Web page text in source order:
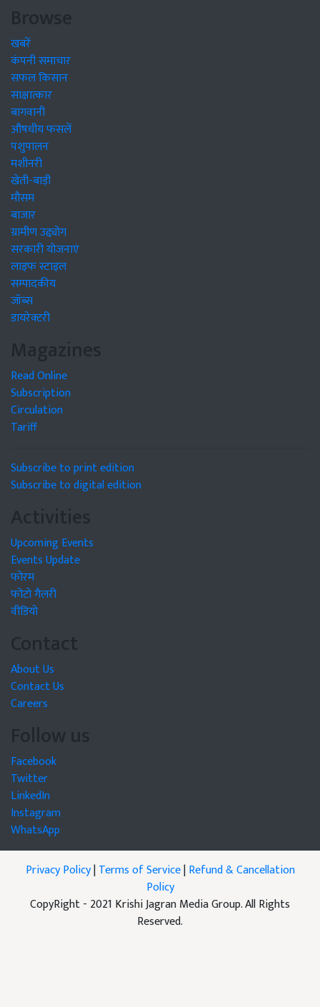
Browse
खबरें
कंपनी समाचार
सफल किसान
साक्षात्कार
बागवानी
औषधीय फसलें
पशुपालन
मशीनरी
खेती-बाड़ी
मौसम
बाजार
ग्रामीण उद्द्योग
सरकारी योजनाएं
लाइफ स्टाइल
सम्पादकीय
जॉब्स
डायरेक्टरी
Magazines
Read Online
Subscription
Circulation
Tariff
Subscribe to print edition
Subscribe to digital edition
Activities
Upcoming Events
Events Update
फोरम
फोटो गैलरी
वीडियो
Contact
About Us
Contact Us
Careers
Follow us
Facebook
Twitter
LinkedIn
Instagram
WhatsApp
Privacy Policy|Terms of Service|Refund & Cancellation
Policy
CopyRight - 2021 Krishi Jagran Media Group. All Rights
Reserved.